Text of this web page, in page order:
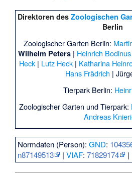
Direktoren des Zoologischen
Berlin
Zoologischer Garten Berlin:
Wilhelm Peters| Heinrich Bodinus
Heck | Lutz Heck | Katharina
Hans Frädrich |
Tierpark Berlin:
Zoologischer Garten und Tierpark:
Andreas
Normdaten (Person):GND:
n87149513
|VIAF:71829174 |